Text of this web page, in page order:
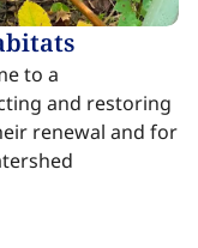
to a
and restoring
renewal and for